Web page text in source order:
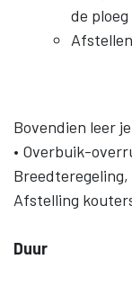
de ploeg
Bovendien leer
• Overbuik-
Afstelling
Duur